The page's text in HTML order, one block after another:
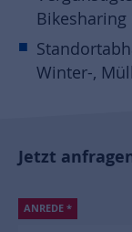
Bikesharing
Winter-,
Jetzt
ANREDE*